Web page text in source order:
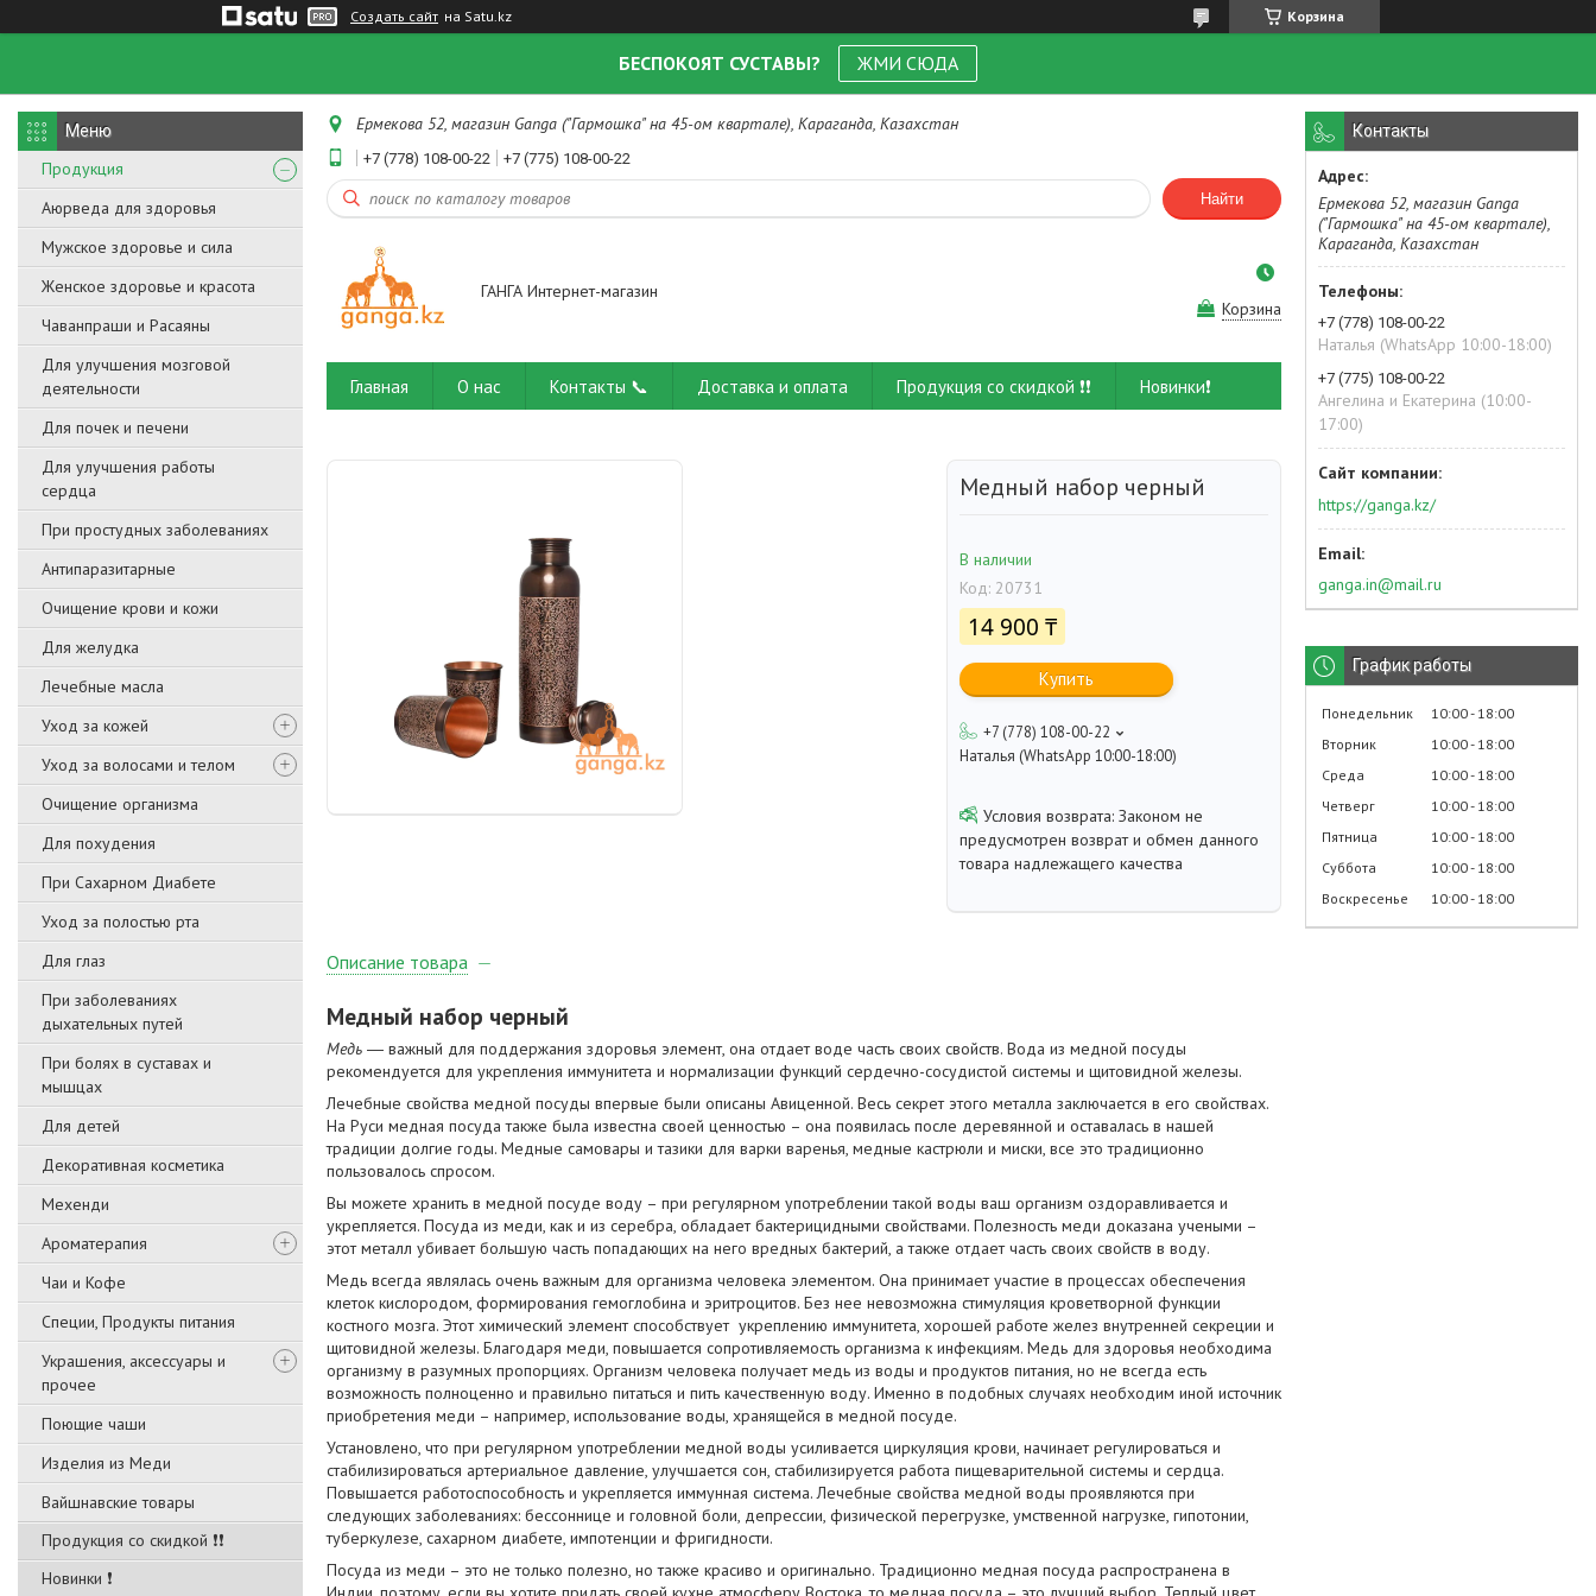
Создать сайт на Satu.kz Корзина
БЕСПОКОЯТ СУСТАВЫ? ЖМИ СЮДА
Продукция
Аюрведа для здоровья
Мужское здоровье и сила
Женское здоровье и красота
Чаванпраши и Расаяны
Для улучшения мозговой
деятельности
Для почек и печени
Для улучшения работы
сердца
При простудных заболеваниях
Антипаразитарные
Очищение крови и кожи
Для желудка
Лечебные масла
Уход за кожей
Уход за волосами и телом
Очищение организма
Для похудения
При Сахарном Диабете
Уход за полостью рта
Для глаз
При заболеваниях
дыхательных путей
При болях в суставах и
мышцах
Для детей
Декоративная косметика
Мехенди
Ароматерапия
Чаи и Кофе
Специи, Продукты питания
Украшения, аксессуары и
прочее
Поющие чаши
Изделия из Меди
Вайшнавские товары
Продукция со скидкой ❗❗
Новинки ❗
Ермекова 52, магазин Ganga ("Гармошка" на 45-ом квартале), Караганда, Казахстан
+7 (778) 108-00-22 +7 (775) 108-00-22
Найти
ГАНГА Интернет-магазин
Корзина
Главная О нас Контакты 📞 Доставка и оплата Продукция со скидкой ❗❗ Новинки❗
Медный набор черный
В наличии
Код: 20731
14 900 ₸
Купить
+7 (778) 108-00-22
Наталья (WhatsApp 10:00-18:00)
Законом не
предусмотрен возврат и обмен данного
товара надлежащего качества
Описание товара
Медный набор черный
Медь ― важный для поддержания здоровья элемент, она отдает воде часть своих свойств. Вода из медной посуды
рекомендуется для укрепления иммунитета и нормализации функций сердечно-сосудистой системы и щитовидной железы.
Лечебные свойства медной посуды впервые были описаны Авиценной. Весь секрет этого металла заключается в его свойствах.
На Руси медная посуда также была известна своей ценностью – она появилась после деревянной и оставалась в нашей
традиции долгие годы. Медные самовары и тазики для варки варенья, медные кастрюли и миски, все это традиционно
пользовалось спросом.
Вы можете хранить в медной посуде воду – при регулярном употреблении такой воды ваш организм оздоравливается и
укрепляется. Посуда из меди, как и из серебра, обладает бактерицидными свойствами. Полезность меди доказана учеными –
этот металл убивает большую часть попадающих на него вредных бактерий, а также отдает часть своих свойств в воду.
Медь всегда являлась очень важным для организма человека элементом. Она принимает участие в процессах обеспечения
клеток кислородом, формирования гемоглобина и эритроцитов. Без нее невозможна стимуляция кроветворной функции
костного мозга. Этот химический элемент способствует укреплению иммунитета, хорошей работе желез внутренней секреции и
щитовидной железы. Благодаря меди, повышается сопротивляемость организма к инфекциям. Медь для здоровья необходима
организму в разумных пропорциях. Организм человека получает медь из воды и продуктов питания, но не всегда есть
возможность полноценно и правильно питаться и пить качественную воду. Именно в подобных случаях необходим иной источник
приобретения меди – например, использование воды, хранящейся в медной посуде.
Установлено, что при регулярном употреблении медной воды усиливается циркуляция крови, начинает регулироваться и
стабилизироваться артериальное давление, улучшается сон, стабилизируется работа пищеварительной системы и сердца.
Повышается работоспособность и укрепляется иммунная система. Лечебные свойства медной воды проявляются при
следующих заболеваниях: бессоннице и головной боли, депрессии, физической перегрузке, умственной нагрузке, гипотонии,
туберкулезе, сахарном диабете, импотенции и фригидности.
Посуда из меди – это не только полезно, но также красиво и оригинально. Традиционно медная посуда распространена в
Контакты
Ермекова 52, магазин Ganga
("Гармошка" на 45-ом квартале),
Караганда, Казахстан
+7 (778) 108-00-22
Наталья (WhatsApp 10:00-18:00)
+7 (775) 108-00-22
Ангелина и Екатерина (10:00-
17:00)
https://ganga.kz/
ganga.in@mail.ru
График работы
Понедельник 10:00 18:00
Вторник
10:00 18:00
Среда
10:00 18:00
Четверг
10:00 18:00
Пятница
10:00 18:00
Суббота
10:00 18:00
Воскресенье
10:00 18:00